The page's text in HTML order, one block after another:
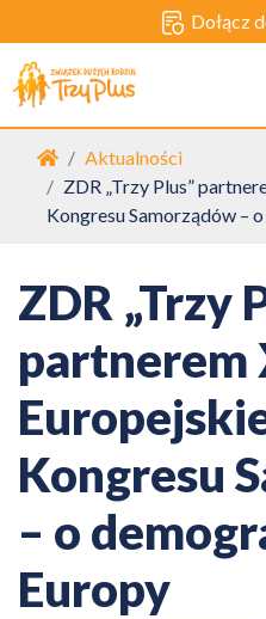
Dołącz
Strona główna
Aktualności
ZDR „Trzy Plus”
Kongresu Samorządów –
ZDR „Trzy
partnerem
Kongresu
– o
Europy